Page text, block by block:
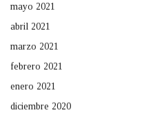
mayo 2021
abril 2021
marzo 2021
febrero 2021
enero 2021
diciembre 2020